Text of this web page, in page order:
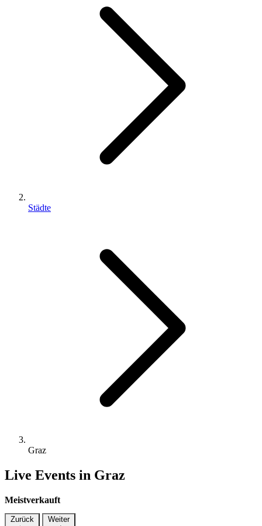
Städte
Graz
Live Events in Graz
Meistverkauft
Zurück Weiter